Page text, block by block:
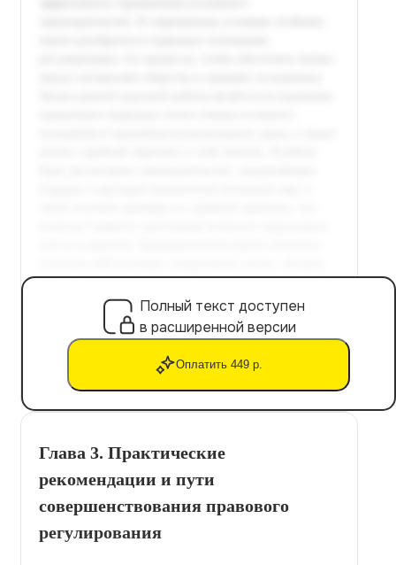
Полный текст доступен
в расширенной версии
Оплатить 449 р.
Глава 3. Практические
рекомендации и пути
совершенствования правового
регулирования